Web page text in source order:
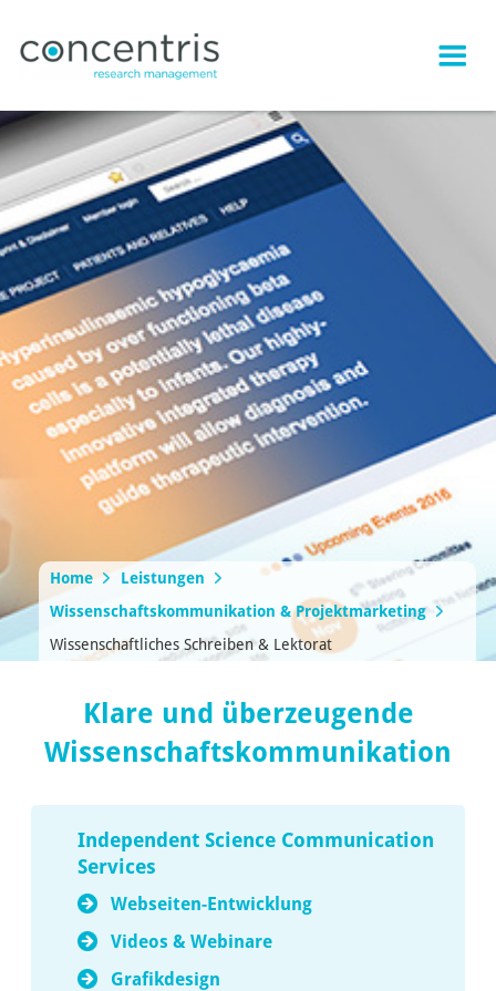
Home
Leistungen
Wissenschaftskommunikation & Projektmarketing
Wissenschaftliches Schreiben & Lektorat
Klare und überzeugende
Wissenschaftskommunikation
Independent Science Communication
Services
Webseiten-Entwicklung
Videos & Webinare
Grafikdesign